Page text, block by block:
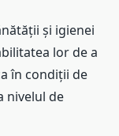
și igienei
lor de a
în condiții de
nivelul de